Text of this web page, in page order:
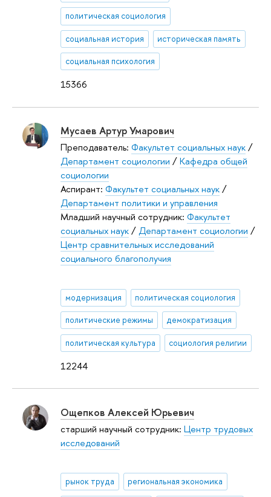
15366
политическая социология
социальная история историческая память
социальная психология
12244
Мусаев Артур Умарович
Преподаватель: Факультет социальных наук/
Департамент социологии /Кафедра общей
социологии
Аспирант: Факультет социальных наук/
Департамент политики и управления
Младший научный сотрудник: Факультет
социальных наук/Департамент социологии /
Центр сравнительных исследований
социального благополучия
модернизация политическая социология
политические режимы демократизация
политическая культура социология религии
Ощепков Алексей Юрьевич
старший научный сотрудник: Центр трудовых
исследований
рынок труда региональная экономика